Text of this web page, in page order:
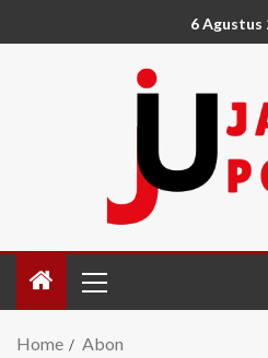
6 Agustus
Home Abon